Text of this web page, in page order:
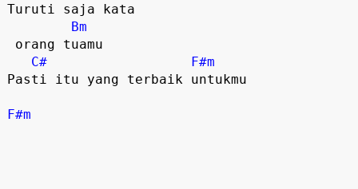
Turuti saja kata
Bm
C#
F#m
Pasti itu yang terbaik untukmu
F#m